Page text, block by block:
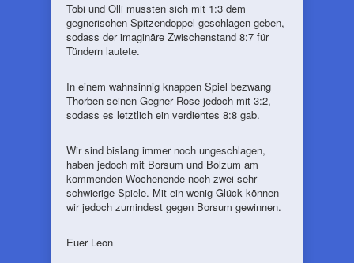
Tobi und Olli mussten sich mit 1:3 dem
gegnerischen Spitzendoppel geschlagen geben,
sodass der imaginäre Zwischenstand 8:7 für
Tündern lautete.
In einem wahnsinnig knappen Spiel bezwang
Thorben seinen Gegner Rose jedoch mit 3:2,
sodass es letztlich ein verdientes 8:8 gab.
Wir sind bislang immer noch ungeschlagen,
haben jedoch mit Borsum und Bolzum am
kommenden Wochenende noch zwei sehr
schwierige Spiele. Mit ein wenig Glück können
wir jedoch zumindest gegen Borsum gewinnen.
Euer Leon